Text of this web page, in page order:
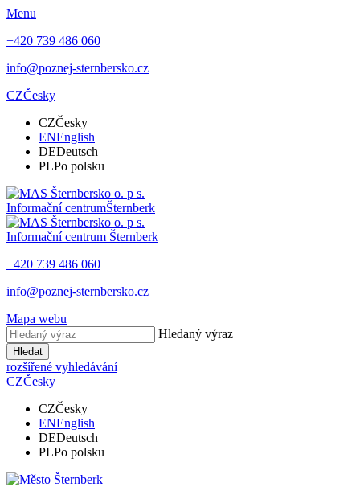
Menu
+420 739 486 060
info@poznej-sternbersko.cz
CZČesky
CZČesky
ENEnglish
DEDeutsch
PLPo polsku
Informační centrumŠternberk
Informační centrum Šternberk
+420 739 486 060
info@poznej-sternbersko.cz
Mapa webu
Hledaný výraz
Hledat
rozšířené vyhledávání
CZČesky
CZČesky
ENEnglish
DEDeutsch
PLPo polsku